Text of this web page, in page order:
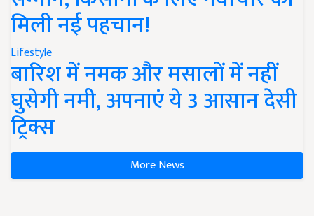
मिली नई पहचान!
Lifestyle
बारिश में नमक और मसालों में नहीं
घुसेगी नमी, अपनाएं ये 3 आसान देसी
ट्रिक्स
More News